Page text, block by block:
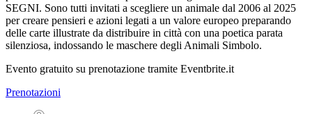
SEGNI. Sono tutti invitati a scegliere un animale dal 2006 al 2025
per creare pensieri e azioni legati a un valore europeo preparando
delle carte illustrate da distribuire in città con una poetica parata
silenziosa, indossando le maschere degli Animali Simbolo.
Evento gratuito su prenotazione tramite Eventbrite.it
Prenotazioni